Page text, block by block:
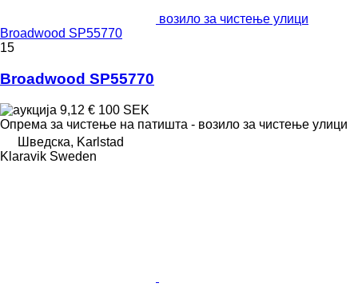
возило за чистење улици
Broadwood SP55770
15
Broadwood SP55770
9,12 € 100 SEK
Опрема за чистење на патишта - возило за чистење улици
Шведска, Karlstad
Klaravik Sweden